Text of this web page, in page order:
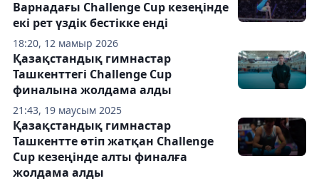
18:20, 12 мамыр 2026
Варнадағы Challenge Cup кезеңінде
екі рет үздік бестікке енді
21:43, 19 маусым 2025
Қазақстандық гимнастар
Ташкенттегі Challenge Cup
финалына жолдама алды
Қазақстандық гимнастар
Ташкентте өтіп жатқан Challenge
Cup кезеңінде алты финалға
жолдама алды